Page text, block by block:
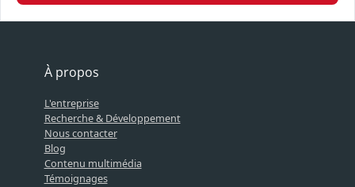
À propos
L'entreprise
Recherche & Développement
Nous contacter
Blog
Contenu multimédia
Témoignages